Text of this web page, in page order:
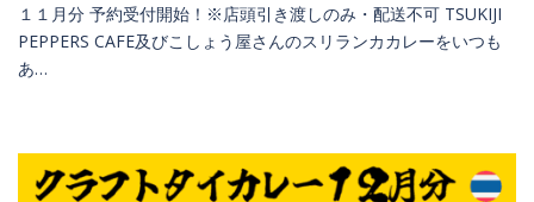
１１月分 予約受付開始！※店頭引き渡しのみ・配送不可 TSUKIJI
PEPPERS CAFE及びこしょう屋さんのスリランカカレーをいつも
あ…